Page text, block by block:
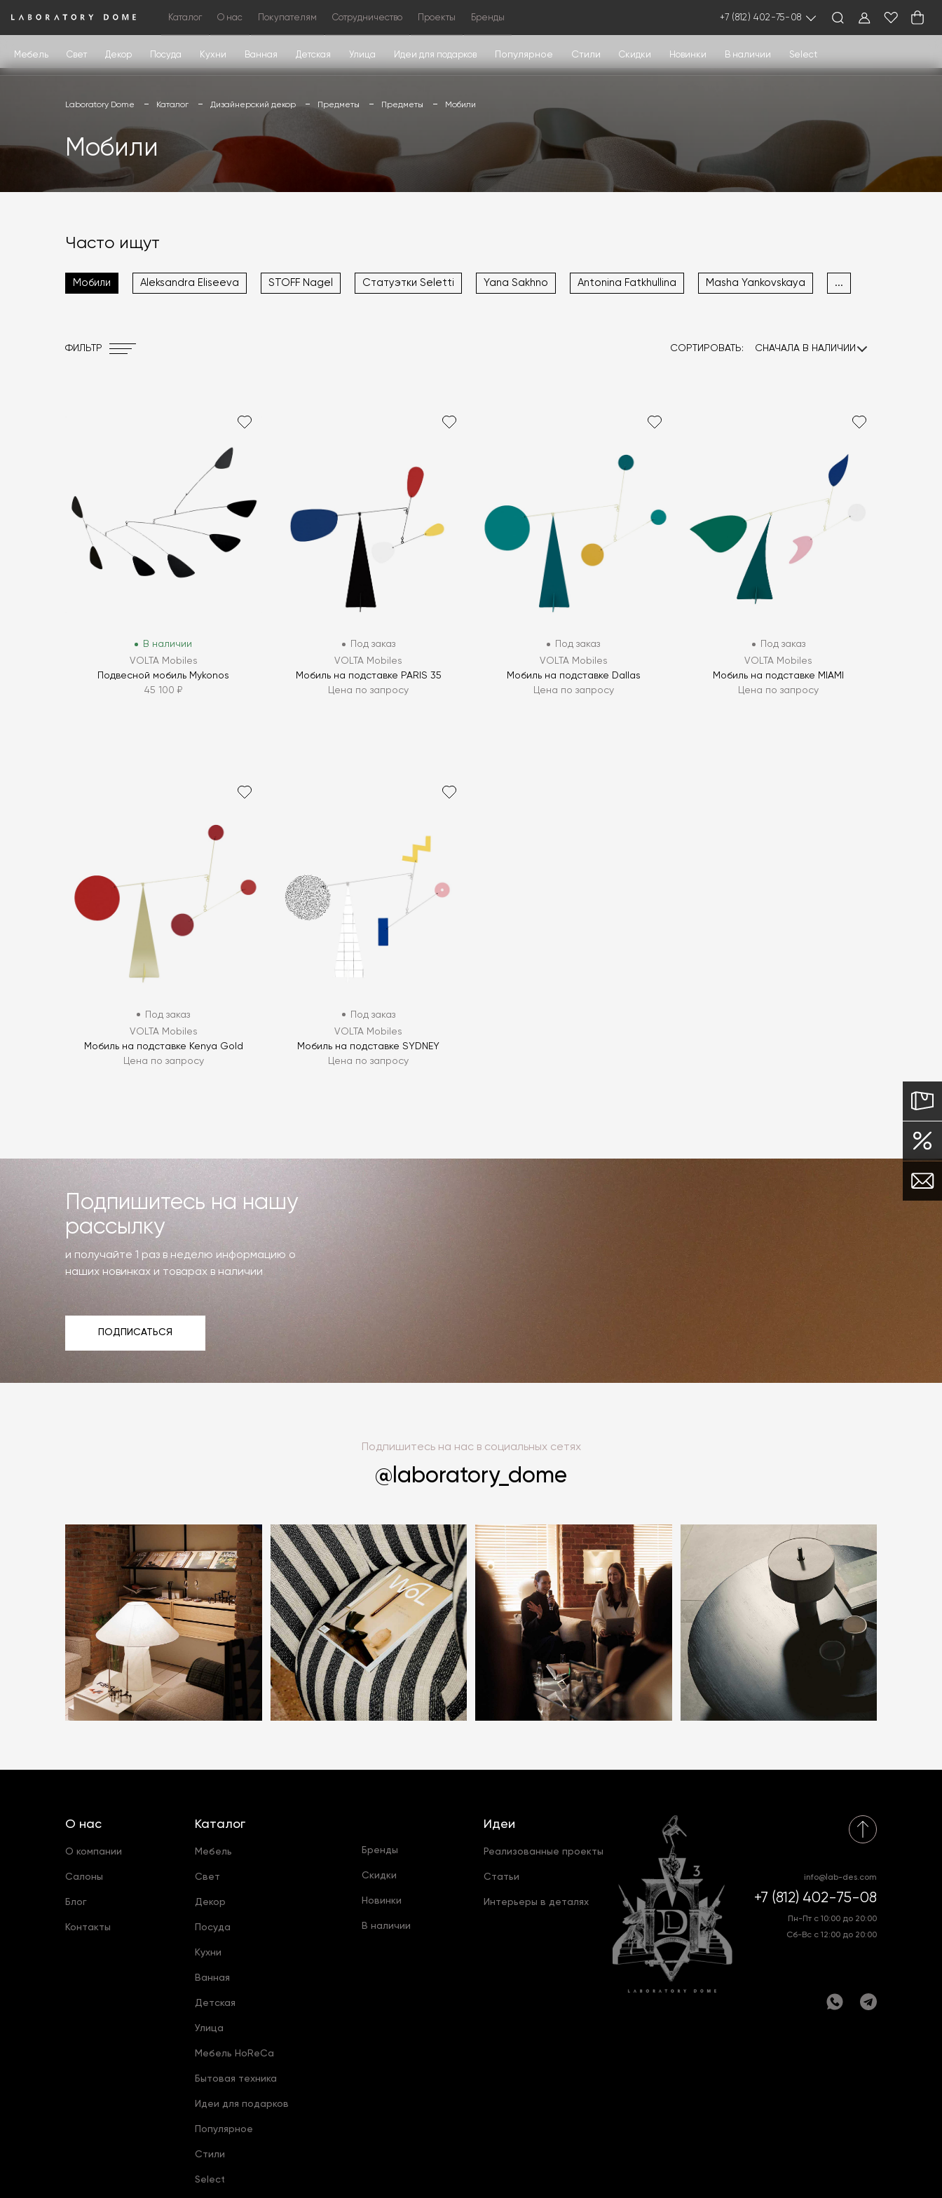
Каталог О нас Покупателям Сотрудничество Проекты Бренды +7 (812) 402-75-08
Мебель Свет Декор Посуда Кухни Ванная Детская Улица Идеи для подарков Популярное Стили Скидки Новинки В наличии Select
Laboratory Dome Каталог Дизайнерский декор Предметы Предметы Мобили
Мобили
Часто ищут
Aleksandra Eliseeva STOFF Nagel Статуэтки Seletti Yana Sakhno Antonina Fatkhullina Masha Yankovskaya
Мобили ...
ФИЛЬТР СОРТИРОВАТЬ: СНАЧАЛА В НАЛИЧИИ
В наличии
VOLTA Mobiles
Подвесной мобиль Mykonos
45 100 ₽
Под заказ
VOLTA Mobiles
Мобиль на подставке PARIS 35
Цена по запросу
Под заказ
VOLTA Mobiles
Мобиль на подставке Dallas
Цена по запросу
Под заказ
VOLTA Mobiles
Мобиль на подставке MIAMI
Цена по запросу
Под заказ
VOLTA Mobiles
Мобиль на подставке Kenya Gold
Цена по запросу
Под заказ
VOLTA Mobiles
Мобиль на подставке SYDNEY
Цена по запросу
Подпишитесь на нашу
рассылку
и получайте 1 раз в неделю информацию о
наших новинках и товарах в наличии
ПОДПИСАТЬСЯ
Подпишитесь на нас в социальных сетях
@laboratory_dome
О нас
О компании
Салоны
Блог
Контакты
Каталог
Мебель
Свет
Декор
Посуда
Кухни
Ванная
Детская
Улица
Мебель HoReCa
Бытовая техника
Идеи для подарков
Популярное
Стили
Select
Идеи
Реализованные проекты
Статьи
Интерьеры в деталях
Бренды
Скидки
Новинки
В наличии
info@lab-des.com
+7 (812) 402-75-08
Пн-Пт с 10:00 до 20:00
Сб-Вс с 12:00 до 20:00